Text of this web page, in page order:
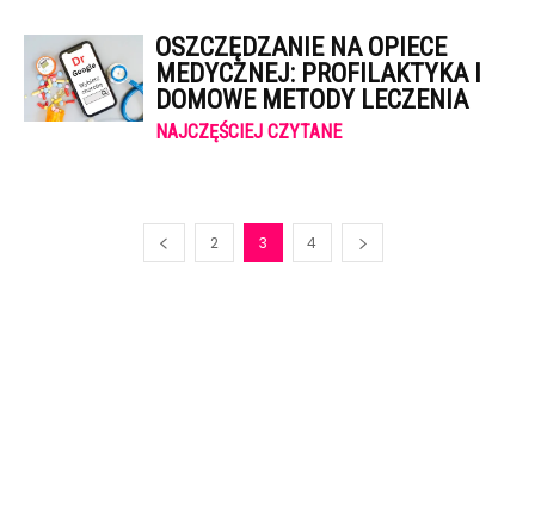
OSZCZĘDZANIE NA OPIECE
MEDYCZNEJ: PROFILAKTYKA I
DOMOWE METODY LECZENIA
NAJCZĘŚCIEJ CZYTANE
2 3 4